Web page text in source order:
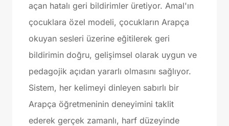
açan hatalı geri bildirimler üretiyor. Amal'ın
çocuklara özel modeli, çocukların Arapça
okuyan sesleri üzerine eğitilerek geri
bildirimin doğru, gelişimsel olarak uygun ve
pedagojik açıdan yararlı olmasını sağlıyor.
Sistem, her kelimeyi dinleyen sabırlı bir
Arapça öğretmeninin deneyimini taklit
ederek gerçek zamanlı, harf düzeyinde